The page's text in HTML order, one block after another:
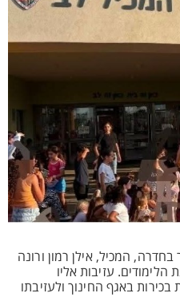
המכיל, אילן רמון ורונה
עזיבות אליו
באגף החינוך ולעזיבתו